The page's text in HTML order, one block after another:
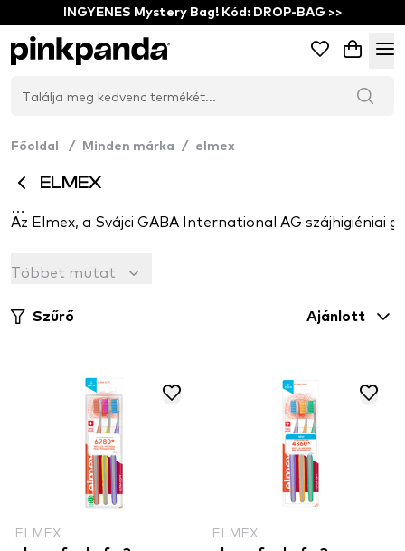
INGYENES Mystery Bag! Kód: DROP-BAG >>
Főoldal / Minden márka / elmex
ELMEX
Az Elmex, a Svájci GABA International AG
Az Elmex fogkrém volt az első, amely amin-fluoridot
Többet mutat
Szűrő Ajánlott
ELMEX ELMEX